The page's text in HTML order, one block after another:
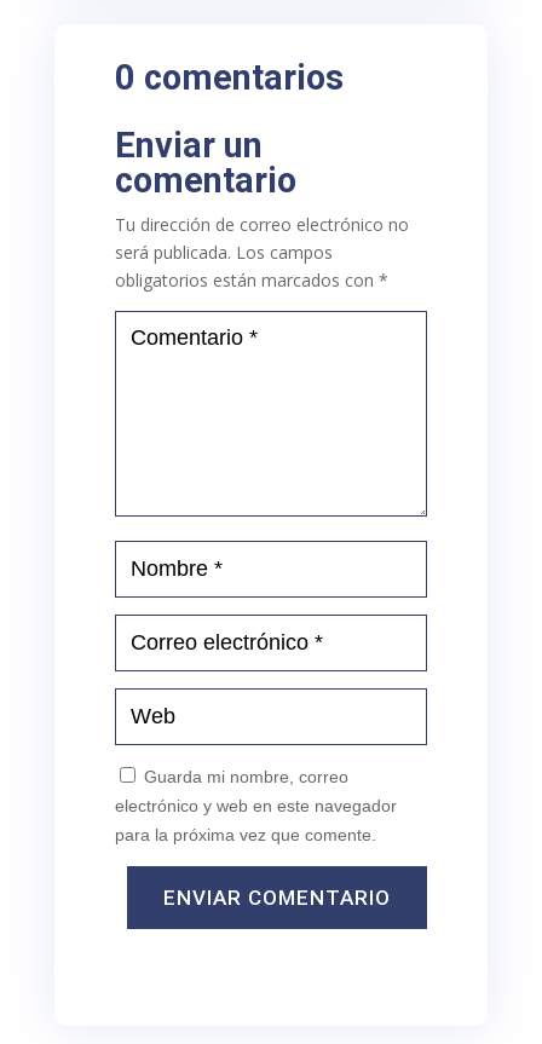
0 comentarios
Enviar un
comentario
Tu dirección de correo electrónico no
será publicada. Los campos
obligatorios están marcados con *
Guarda mi nombre, correo
electrónico y web en este navegador
para la próxima vez que comente.
ENVIAR COMENTARIO